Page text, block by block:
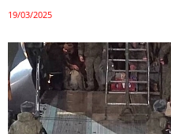
19/03/2025